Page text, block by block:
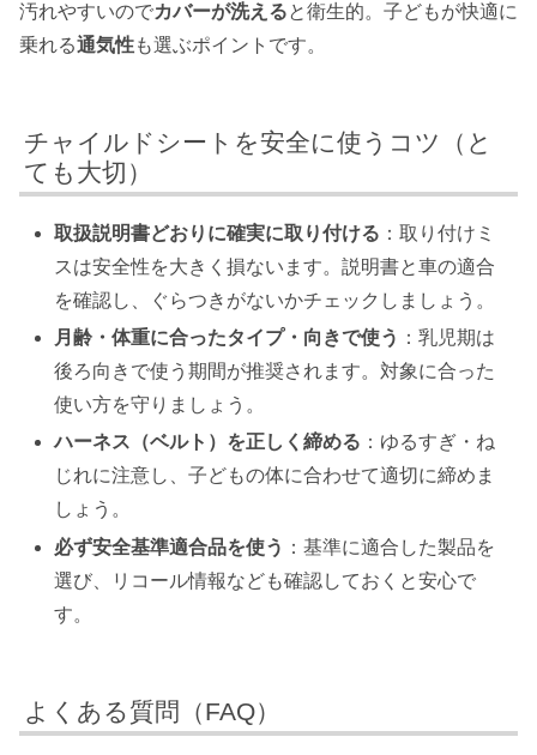
汚れやすいのでカバーが洗えると衛生的。子どもが快適に
乗れる通気性も選ぶポイントです。
チャイルドシートを安全に使うコツ（と
ても大切）
取扱説明書どおりに確実に取り付ける ：取り付けミ
スは安全性を大きく損ないます。説明書と車の適合
を確認し、ぐらつきがないかチェックしましょう。
月齢・体重に合ったタイプ・向きで使う ：乳児期は
後ろ向きで使う期間が推奨されます。対象に合った
使い方を守りましょう。
ハーネス（ベルト）を正しく締める ：ゆるすぎ・ね
じれに注意し、子どもの体に合わせて適切に締めま
しょう。
必ず安全基準適合品を使う ：基準に適合した製品を
選び、リコール情報なども確認しておくと安心で
す。
よくある質問（FAQ）